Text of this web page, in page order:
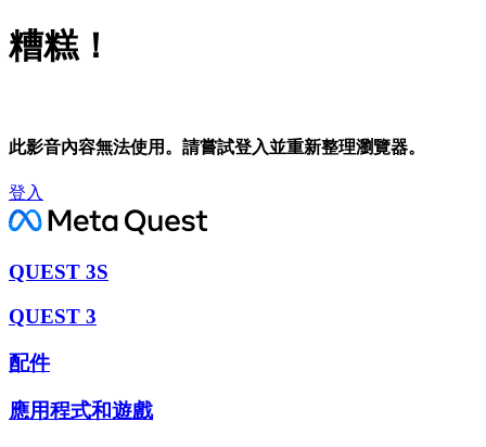
糟糕！
此影音內容無法使用。請嘗試登入並重新整理瀏覽器。
登入
QUEST 3S
QUEST 3
配件
應用程式和遊戲